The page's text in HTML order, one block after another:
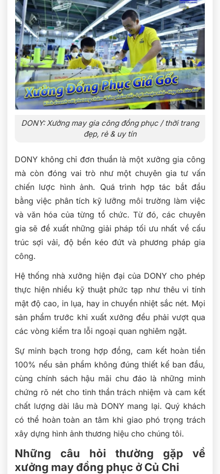
DONY: Xưởng may gia công đồng phục / thời trang
đẹp, rẻ & uy tín
DONY không chỉ đơn thuần là một xưởng gia công
mà còn đóng vai trò như một chuyên gia tư vấn
chiến lược hình ảnh. Quá trình hợp tác bắt đầu
bằng việc phân tích kỹ lưỡng môi trường làm việc
và văn hóa của từng tổ chức. Từ đó, các chuyên
gia sẽ đề xuất những giải pháp tối ưu nhất về cấu
trúc sợi vải, độ bền kéo đứt và phương pháp gia
công.
Hệ thống nhà xưởng hiện đại của DONY cho phép
thực hiện nhiều kỹ thuật phức tạp như thêu vi tính
mật độ cao, in lụa, hay in chuyển nhiệt sắc nét. Mọi
sản phẩm trước khi xuất xưởng đều phải vượt qua
các vòng kiểm tra lỗi ngoại quan nghiêm ngặt.
Sự minh bạch trong hợp đồng, cam kết hoàn tiền
100% nếu sản phẩm không đúng thiết kế ban đầu,
cùng chính sách hậu mãi chu đáo là những minh
chứng rõ nét cho tinh thần trách nhiệm và cam kết
chất lượng dài lâu mà DONY mang lại. Quý khách
có thể hoàn toàn an tâm khi giao phó trọng trách
xây dựng hình ảnh thương hiệu cho chúng tôi.
Những câu hỏi thường gặp về
xưởng may đồng phục ở Củ Chi